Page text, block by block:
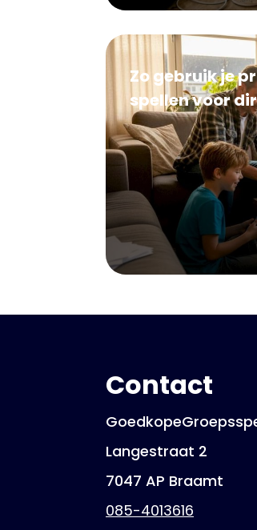
Zo gebruik je
spellen voor
Contact
Langestraat 2
7047 AP Braamt
085-4013616